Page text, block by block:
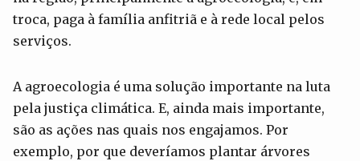
troca, paga à família anfitriã e à rede local pelos
serviços.
A agroecologia é uma solução importante na luta
pela justiça climática. E, ainda mais importante,
são as ações nas quais nos engajamos. Por
exemplo, por que deveríamos plantar árvores